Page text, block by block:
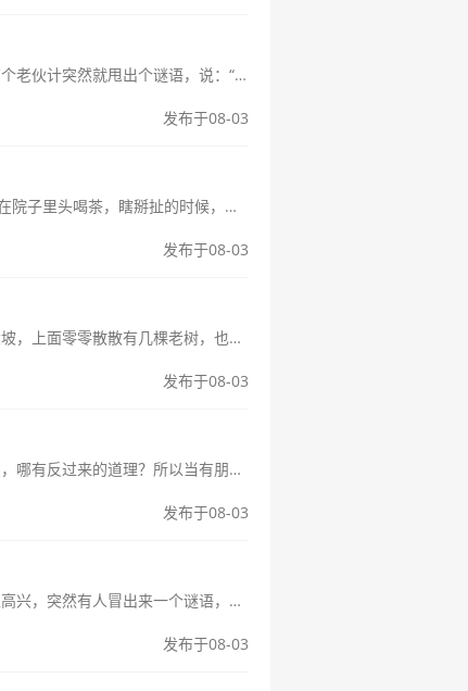
这事儿得从头说起。那天是周六，我跟几个老哥们儿在茶馆里瞎聊，天南地北地扯。有个老伙计突然就甩出个谜语，说：“你们猜个四字成语，谜面是——盲人戴墨镜。”当时我就愣住了，心想这什么鬼？盲人又看不见，戴墨镜干这不瞎...
发布于08-03
说起这个“种花要除草一人来一刀打一字”的谜语，那可真是前段时间我跟几个老哥们儿在院子里头喝茶，瞎掰扯的时候，被其中一个老家伙给难住的。当时就听他悠哉悠哉地冒出这么一句，我一听，这有点意思。平时咱们聊天打屁，都...
发布于08-03
最近这段时间，我总喜欢傍晚的时候一个人去小区后面那座小山走走。说山，就是个大坡，上面零零散散有几棵老树，也算是个能让人静下来的地方。有一天，我走着走着，突然脑子里就冒出来一个老谜语——“一个人在山边，打一字”。...
发布于08-03
兄弟之间，哥哥怕弟弟打，这事儿听着就有点意思。一般人想到的，都是哥哥护着弟弟，哪有反过来的道理？所以当有朋友问我，这情景用哪个成语形容最贴切的时候，我一下就来了兴趣，这不就是咱们平时琢磨事儿，找那个最准的“点...
发布于08-03
哥们儿，今天咱们聊个特有意思的事儿。前阵子，我在一个老同学聚会上，大家玩得正高兴，突然有人冒出来一个谜语，搞得气氛一下就来了。谜语很简单，就一句：嫦娥下凡，打一花名。你别说，这谜语乍一听，还真把我给问住了。嫦...
发布于08-03